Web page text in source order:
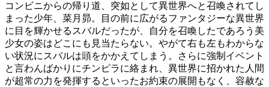
コンビニからの帰り道、突如として異世界へと召喚されてし
まった少年、菜月昴。目の前に広がるファンタジーな異世界
に目を輝かせるスバルだったが、自分を召喚したであろう美
少女の姿はどこにも見当たらない。やがて右も左もわからな
い状況にスバルは頭をかかえてしまう。さらに強制イベント
と言わんばかりにチンピラに絡まれ、異世界に招かれた人間
が超常の力を発揮するといったお約束の展開もなく、容赦な